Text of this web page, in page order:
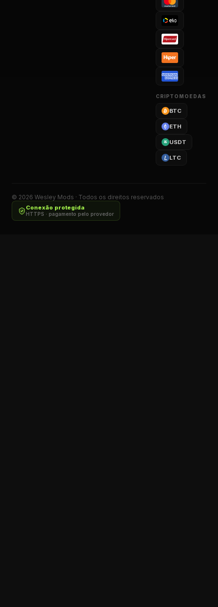
CRIPTOMOEDAS
BTC
ETH
USDT
LTC
© 2026 Wesley Mods · Todos os direitos reservados
Conexão protegida
HTTPS · pagamento pelo provedor